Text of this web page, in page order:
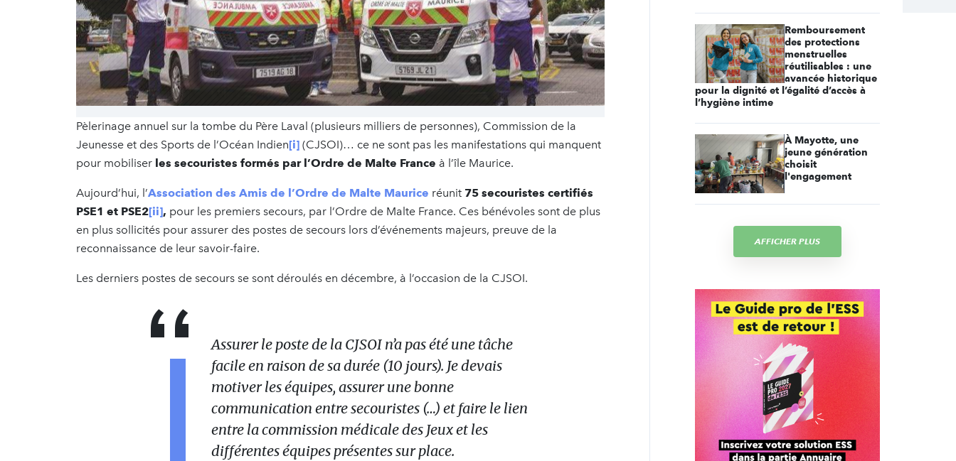
Pèlerinage annuel sur la tombe du Père Laval (plusieurs milliers de personnes), Commission de la
Jeunesse et des Sports de l’Océan Indien[i] (CJSOI)… ce ne sont pas les manifestations qui manquent
pour mobiliser les secouristes formés par l’Ordre de Malte France à l’île Maurice.
Aujourd’hui, l’Association des Amis de l’Ordre de Malte Maurice réunit 75 secouristes certifiés
PSE1 et PSE2[ii], pour les premiers secours, par l’Ordre de Malte France. Ces bénévoles sont de plus
en plus sollicités pour assurer des postes de secours lors d’événements majeurs, preuve de la
reconnaissance de leur savoir-faire.
Les derniers postes de secours se sont déroulés en décembre, à l’occasion de la CJSOI.
Assurer le poste de la CJSOI n’a pas été une tâche
facile en raison de sa durée (10 jours). Je devais
motiver les équipes, assurer une bonne
communication entre secouristes (…) et faire le lien
entre la commission médicale des Jeux et les
différentes équipes présentes sur place.
Remboursement
des protections
menstruelles
réutilisables : une
avancée historique
pour la dignité et l’égalité d’accès à
l’hygiène intime
À Mayotte, une
jeune génération
choisit
l'engagement
AFFICHER PLUS